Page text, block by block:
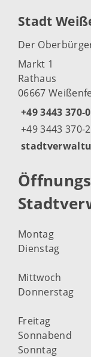
Stadt
Der
Markt 1
Rathaus
06667
+49 3443 370-0
+49 3443 370-
Montag
Dienstag
Mittwoch
Donnerstag
Freitag
Sonnabend
Sonntag